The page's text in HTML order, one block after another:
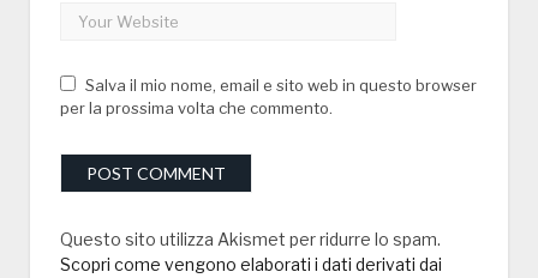
Salva il mio nome, email e sito web in questo browser
per la prossima volta che commento.
Questo sito utilizza Akismet per ridurre lo spam.
Scopri come vengono elaborati i dati derivati dai